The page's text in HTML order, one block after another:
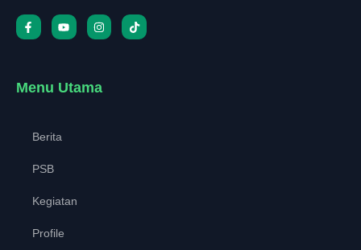
Menu Utama
Berita
PSB
Kegiatan
Profile